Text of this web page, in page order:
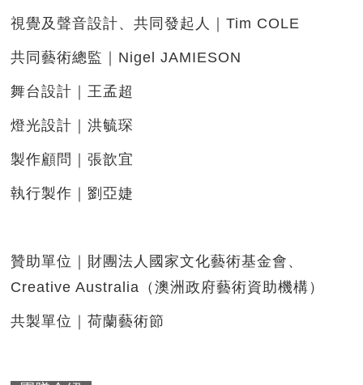
視覺及聲音設計、共同發起人｜Tim COLE
共同藝術總監｜Nigel JAMIESON
舞台設計｜王孟超
燈光設計｜洪毓琛
製作顧問｜張歆宜
執行製作｜劉亞婕
贊助單位｜財團法人國家文化藝術基金會、
Creative Australia（澳洲政府藝術資助機構）
共製單位｜荷蘭藝術節